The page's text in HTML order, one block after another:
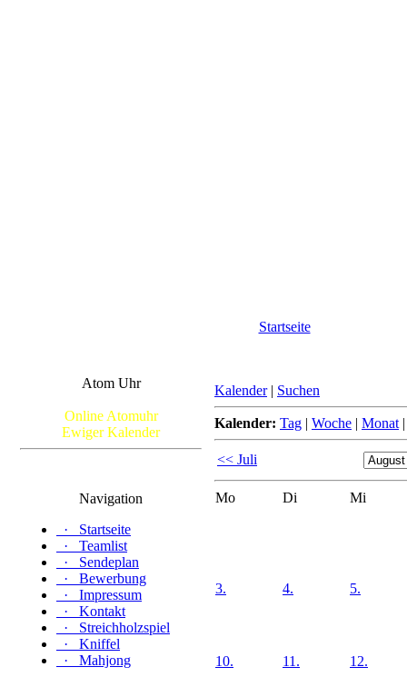
Startseite
Atom Uhr
Online Atomuhr
Ewiger Kalender
Navigation
·
Startseite
·
Teamlist
·
Sendeplan
·
Bewerbung
·
Impressum
·
Kontakt
·
Streichholzspiel
·
Kniffel
·
Mahjong
Kalender | Suchen
Kalender: Tag | Woche | Monat
<< Juli
Mo Di Mi
3. 4. 5.
10. 11. 12.